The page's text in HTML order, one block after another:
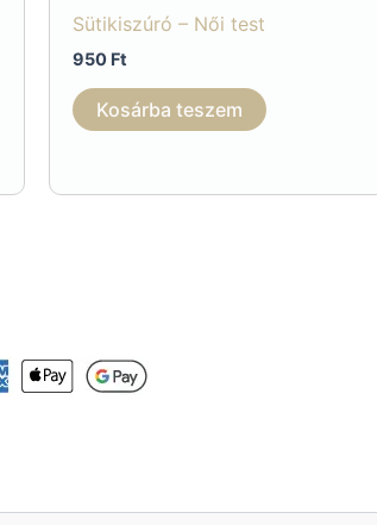
Sütikiszúró – Női test
950 Ft
Kosárba teszem